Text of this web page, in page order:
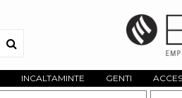
INCALTAMINTE GENTI